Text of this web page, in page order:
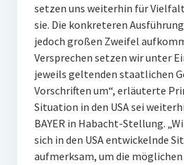
setzen uns weiterhin für
sie. Die konkreteren
jedoch großen Zweifel
Versprechen setzen wir unter
jeweils geltenden staatlichen
Vorschriften um“, erläuterte
Situation in den USA sei
BAYER in Habacht-Stellung.
sich in den USA entwickelnde
aufmerksam, um die